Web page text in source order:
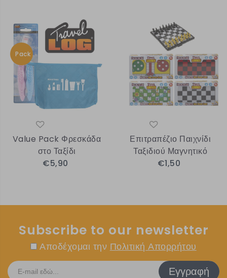
Pack
Value Pack Φρεσκάδα
στο Ταξίδι
€5,90
Επιτραπέζιο Παιχνίδι
Ταξιδιού Μαγνητικό
€1,50
Subscribe to our newsletter
Αποδέχομαι την Πολιτική Απορρήτου
Εγγραφή